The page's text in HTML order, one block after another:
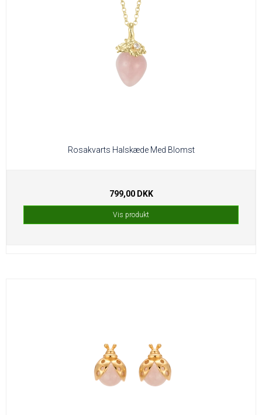
Rosakvarts Halskæde Med Blomst
799,00 DKK
Vis produkt